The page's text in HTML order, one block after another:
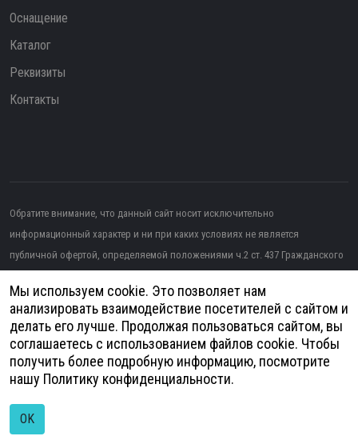
Оснащение
Каталог
Реквизиты
Контакты
Обратите внимание, что данный сайт носит исключительно
информационный характер и ни при каких условиях не является
публичной офертой, определяемой положениями ч.2 ст. 437 Гражданского
Изображение от topntp26на Freepik
Политика конфиденциальности
Согласие на обработку персональных данных
сайтов -
Мы используем cookie. Это позволяет нам
анализировать взаимодействие посетителей с сайтом и
делать его лучше. Продолжая пользоваться сайтом, вы
соглашаетесь с использованием файлов cookie. Чтобы
получить более подробную информацию, посмотрите
нашу Политику конфиденциальности.
OK